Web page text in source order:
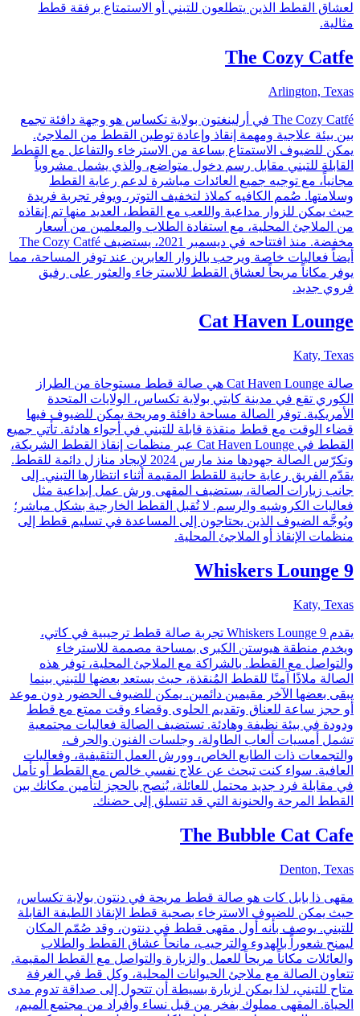
لعشاق القطط الذين يتطلعون للتبني أو الاستمتاع برفقة قطط
مثالية.
The Cozy Catfe
Arlington, Texas
The Cozy Catfé في أرلينغتون بولاية تكساس هو وجهة دافئة تجمع
بين بيئة علاجية ومهمة إنقاذ وإعادة توطين القطط من الملاجئ.
يمكن للضيوف الاستمتاع بساعة من الاسترخاء والتفاعل مع القطط
القابلة للتبني مقابل رسم دخول متواضع، والذي يشمل مشروباً
مجانياً، مع توجيه جميع العائدات مباشرة لدعم رعاية القطط
وسلامتها. صُمم الكافيه كملاذ لتخفيف التوتر، ويوفر تجربة فريدة
حيث يمكن للزوار مداعبة واللعب مع القطط، العديد منها تم إنقاذه
من الملاجئ المحلية، مع استفادة الطلاب والمعلمين من أسعار
مخفضة. منذ افتتاحه في ديسمبر 2021، يستضيف The Cozy Catfé
أيضاً فعاليات خاصة ويرحب بالزوار العابرين عند توفر المساحة، مما
يوفر مكاناً مريحاً لعشاق القطط للاسترخاء والعثور على رفيق
فروي جديد.
Cat Haven Lounge
Katy, Texas
صالة Cat Haven Lounge هي صالة قطط مستوحاة من الطراز
الكوري تقع في مدينة كايتي بولاية تكساس، الولايات المتحدة
الأمريكية. توفر الصالة مساحة دافئة ومريحة يمكن للضيوف فيها
قضاء الوقت مع قطط منقذة قابلة للتبني في أجواء هادئة. تأتي جميع
القطط في Cat Haven Lounge عبر منظمات إنقاذ القطط الشريكة،
وتكرّس الصالة جهودها منذ مارس 2024 لإيجاد منازل دائمة للقطط.
يقدّم الفريق رعاية حانية للقطط المقيمة أثناء انتظارها التبني. إلى
جانب زيارات الصالة، يستضيف المقهى ورش عمل إبداعية مثل
فعاليات الكروشيه والرسم. لا تُقبل القطط الخارجية بشكل مباشر؛
ويُوجَّه الضيوف الذين يحتاجون إلى المساعدة في تسليم قطط إلى
منظمات الإنقاذ أو الملاجئ المحلية.
9 Whiskers Lounge
Katy, Texas
يقدم 9 Whiskers Lounge تجربة صالة قطط ترحيبية في كاتي،
ويخدم منطقة هيوستن الكبرى بمساحة مصممة للاسترخاء
والتواصل مع القطط. بالشراكة مع الملاجئ المحلية، توفر هذه
الصالة ملاذًا آمنًا للقطط المُنقذة، حيث يستعد بعضها للتبني بينما
يبقى بعضها الآخر مقيمين دائمين. يمكن للضيوف الحضور دون موعد
أو حجز ساعة للعناق وتقديم الحلوى وقضاء وقت ممتع مع قطط
ودودة في بيئة نظيفة وهادئة. تستضيف الصالة فعاليات مجتمعية
تشمل أمسيات ألعاب الطاولة، وجلسات الفنون والحرف،
والتجمعات ذات الطابع الخاص، وورش العمل التثقيفية، وفعاليات
العافية. سواء كنت تبحث عن علاج نفسي خالص مع القطط أو تأمل
في مقابلة فرد جديد محتمل للعائلة، يُنصح بالحجز لتأمين مكانك بين
القطط المرحة والحنونة التي قد تتسلق إلى حضنك.
The Bubble Cat Cafe
Denton, Texas
مقهى ذا بابل كات هو صالة قطط مريحة في دنتون بولاية تكساس،
حيث يمكن للضيوف الاسترخاء بصحبة قطط الإنقاذ اللطيفة القابلة
للتبني. يوصف بأنه أول مقهى قطط في دنتون، وقد صُمّم المكان
ليمنح شعوراً بالهدوء والترحيب، مانحاً عشاق القطط والطلاب
والعائلات مكاناً مريحاً للعمل والزيارة والتواصل مع القطط المقيمة.
تتعاون الصالة مع ملاجئ الحيوانات المحلية، وكل قط في الغرفة
متاح للتبني، لذا يمكن لزيارة بسيطة أن تتحول إلى صداقة تدوم مدى
الحياة. المقهى مملوك بفخر من قبل نساء وأفراد من مجتمع الميم،